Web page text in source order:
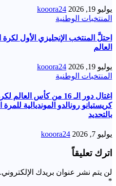
يوليو 19, 2026
kooora24
المنتخبات الوطنية
احتلَّ المنتخب الإنجليزي الأول
العالم
يوليو 19, 2026
kooora24
المنتخبات الوطنية
اغتال دور الـ 16 من كأس
كريستيانو رونالدو المونديالية للمرة
بالتحديد
يوليو 7, 2026 kooora24
اترك تعليقاً
لن يتم نشر عنوان بريدك الإلكتروني.
*